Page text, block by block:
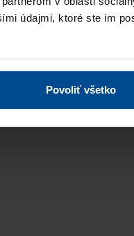
údajmi, ktoré ste im
Povoliť všetko
v klientskej zóne
môžete kontaktovať a